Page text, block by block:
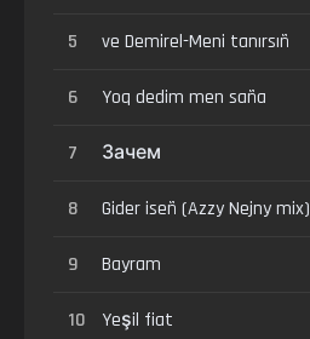
5 ve Demirel-Meni tanırsıñ
6 Yoq dedim men saña
7 Зачем
8 Gider iseñ (Azzy Nejny mix)
9 Bayram
10 Yeşil fiat